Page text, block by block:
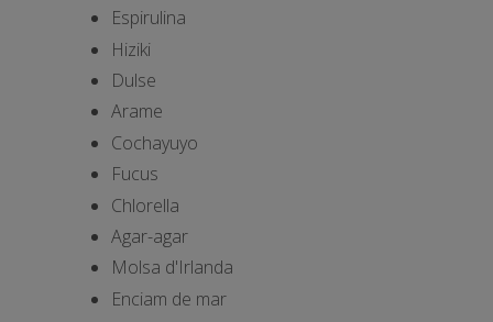
Espirulina
Hiziki
Dulse
Arame
Cochayuyo
Fucus
Chlorella
Agar-agar
Molsa d'Irlanda
Enciam de mar